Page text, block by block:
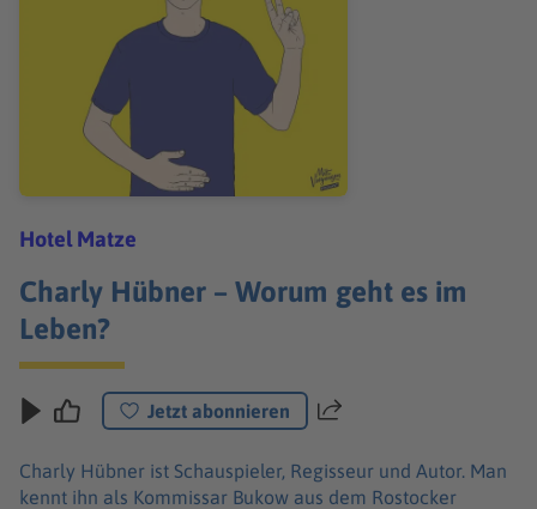
Hotel Matze
Charly Hübner – Worum geht es im
Leben?
Jetzt abonnieren Teilen
Charly Hübner ist Schauspieler, Regisseur und Autor. Man
kennt ihn als Kommissar Bukow aus dem Rostocker